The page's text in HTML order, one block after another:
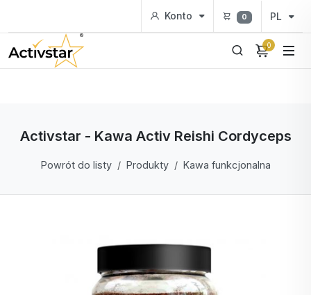
Konto 0 PL
0
Activstar - Kawa Activ Reishi Cordyceps
Powrót do listy Produkty Kawa funkcjonalna